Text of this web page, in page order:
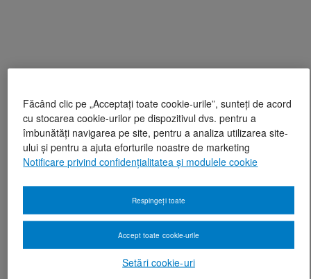
Făcând clic pe „Acceptați toate cookie-urile”, sunteți de acord
cu stocarea cookie-urilor pe dispozitivul dvs. pentru a
îmbunătăți navigarea pe site, pentru a analiza utilizarea site-
ului și pentru a ajuta eforturile noastre de marketing
Notificare privind confidențialitatea și modulele cookie
Setări cookie-uri
Respingeți toate
Accept toate cookie-urile